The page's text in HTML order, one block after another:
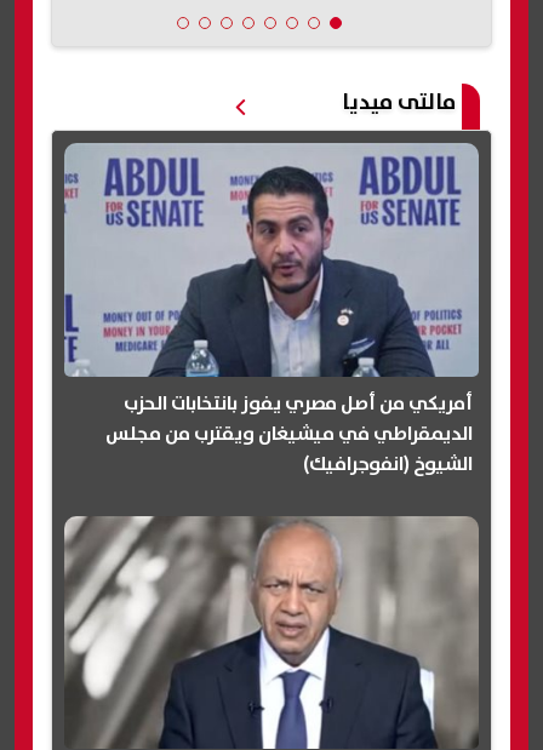
مالتى ميديا
أمريكي من أصل مصري يفوز بانتخابات الحزب
الديمقراطي في ميشيغان ويقترب من مجلس
الشيوخ (انفوجرافيك)